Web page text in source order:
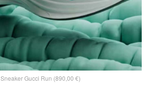
Sneaker Gucci Run (890,00 €)